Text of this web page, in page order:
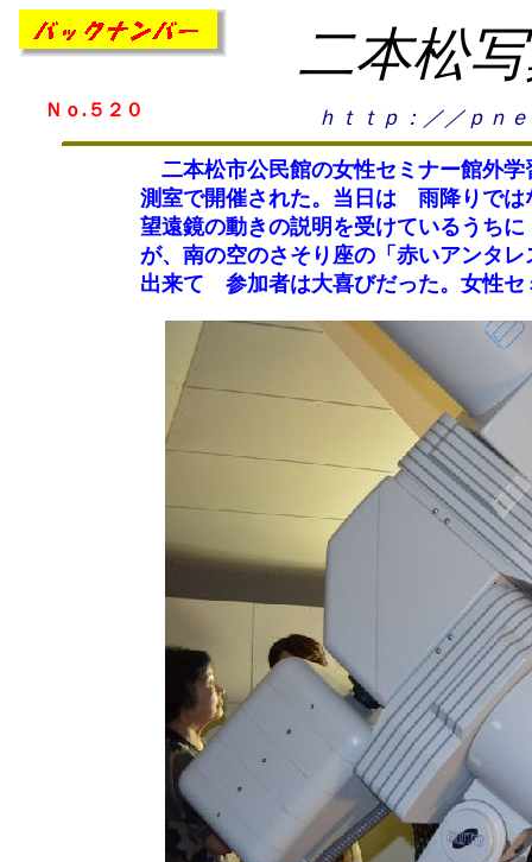
二本松
Ｎｏ.５２０ ｈｔｔｐ：／／ｐｎ
二本松市公民館の女性セミナー館外
測室で開催された。当日は 雨降りで
望遠鏡の動きの説明を受けているうち
が、南の空のさそり座の「赤いアンタ
出来て 参加者は大喜びだった。女性セ